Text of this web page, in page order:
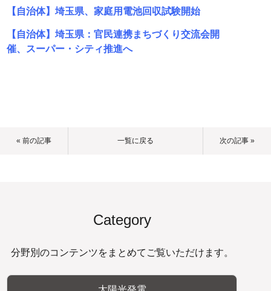
【自治体】埼玉県、家庭用電池回収試験開始
【自治体】埼玉県：官民連携まちづくり交流会開
催、スーパー・シティ推進へ
« 前の記事 一覧に戻る 次の記事 »
Category
分野別のコンテンツをまとめてご覧いただけます。